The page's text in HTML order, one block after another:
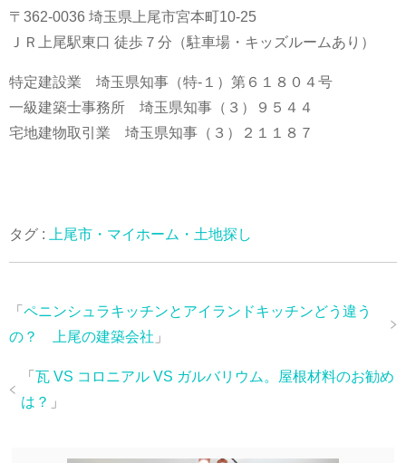
〒362-0036 埼玉県上尾市宮本町10-25
ＪＲ上尾駅東口 徒歩７分（駐車場・キッズルームあり）
特定建設業 埼玉県知事（特-１）第６１８０４号
一級建築士事務所 埼玉県知事（３）９５４４
宅地建物取引業 埼玉県知事（３）２１１８７
タグ : 上尾市・マイホーム・土地探し
「 ペニンシュラキッチンとアイランドキッチンどう違う
の？ 上尾の建築会社 」
「 瓦 VS コロニアル VS ガルバリウム。屋根材料のお勧め
は？ 」